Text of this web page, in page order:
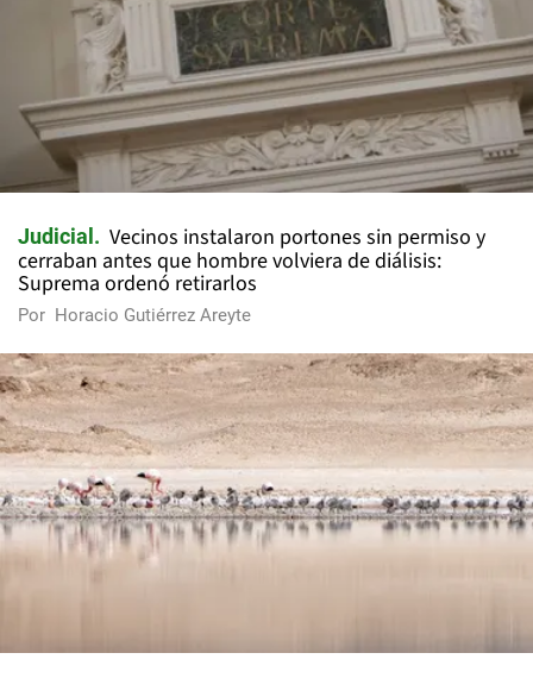
Judicial
Vecinos instalaron portones sin permiso y
cerraban antes que hombre volviera de diálisis:
Suprema ordenó retirarlos
Por Horacio Gutiérrez Areyte